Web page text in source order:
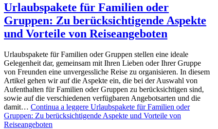
Urlaubspakete für Familien oder
Gruppen: Zu berücksichtigende Aspekte
und Vorteile von Reiseangeboten
Urlaubspakete für Familien oder Gruppen stellen eine ideale
Gelegenheit dar, gemeinsam mit Ihren Lieben oder Ihrer Gruppe
von Freunden eine unvergessliche Reise zu organisieren. In diesem
Artikel gehen wir auf die Aspekte ein, die bei der Auswahl von
Aufenthalten für Familien oder Gruppen zu berücksichtigen sind,
sowie auf die verschiedenen verfügbaren Angebotsarten und die
damit… Continua a leggere Urlaubspakete für Familien oder
Gruppen: Zu berücksichtigende Aspekte und Vorteile von
Reiseangeboten